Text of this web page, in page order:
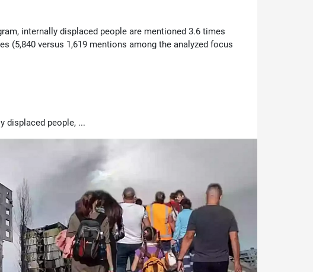
internally displaced people are mentioned 3.6 times
(5,840 versus 1,619 mentions among the analyzed focus
displaced people, ...